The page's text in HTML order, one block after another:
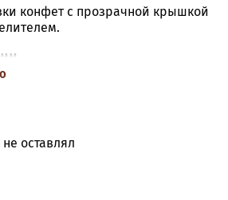
конфет с прозрачной крышкой
оставлял